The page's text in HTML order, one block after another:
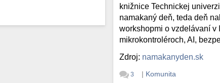
knižnice Technickej
namakaný deň, teda deň
workshopmi o vzdelávaní v
mikrokontroléroch, AI,
Zdroj: namakanyden.sk
3 | Komunita